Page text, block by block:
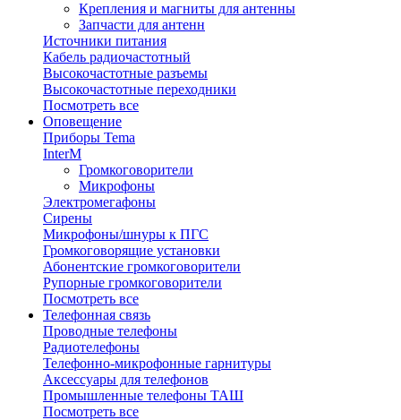
Крепления и магниты для антенны
Запчасти для антенн
Источники питания
Кабель радиочастотный
Высокочастотные разъемы
Высокочастотные переходники
Посмотреть все
Оповещение
Приборы Tema
InterM
Громкоговорители
Микрофоны
Электромегафоны
Сирены
Микрофоны/шнуры к ПГС
Громкоговорящие установки
Абонентские громкоговорители
Рупорные громкоговорители
Посмотреть все
Телефонная связь
Проводные телефоны
Радиотелефоны
Телефонно-микрофонные гарнитуры
Аксессуары для телефонов
Промышленные телефоны ТАШ
Посмотреть все